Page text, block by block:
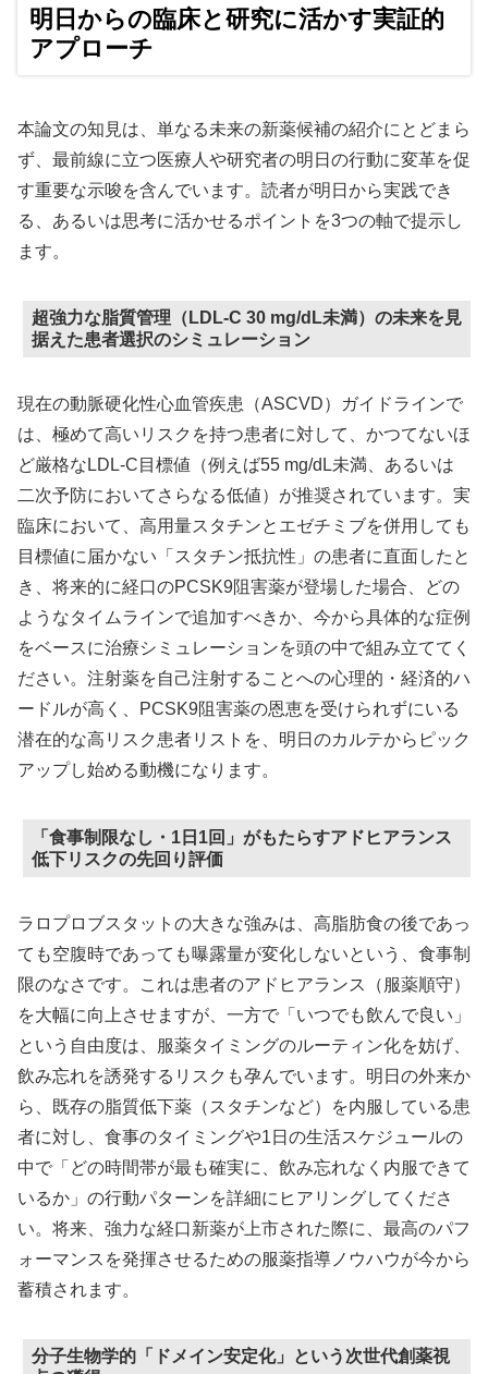
明日からの臨床と研究に活かす実証的
アプローチ
本論文の知見は、単なる未来の新薬候補の紹介にとどまら
ず、最前線に立つ医療人や研究者の明日の行動に変革を促
す重要な示唆を含んでいます。読者が明日から実践でき
る、あるいは思考に活かせるポイントを3つの軸で提示し
ます。
超強力な脂質管理（LDL-C 30 mg/dL未満）の未来を見
据えた患者選択のシミュレーション
現在の動脈硬化性心血管疾患（ASCVD）ガイドラインで
は、極めて高いリスクを持つ患者に対して、かつてないほ
ど厳格なLDL-C目標値（例えば55 mg/dL未満、あるいは
二次予防においてさらなる低値）が推奨されています。実
臨床において、高用量スタチンとエゼチミブを併用しても
目標値に届かない「スタチン抵抗性」の患者に直面したと
き、将来的に経口のPCSK9阻害薬が登場した場合、どの
ようなタイムラインで追加すべきか、今から具体的な症例
をベースに治療シミュレーションを頭の中で組み立ててく
ださい。注射薬を自己注射することへの心理的・経済的ハ
ードルが高く、PCSK9阻害薬の恩恵を受けられずにいる
潜在的な高リスク患者リストを、明日のカルテからピック
アップし始める動機になります。
「食事制限なし・1日1回」がもたらすアドヒアランス
低下リスクの先回り評価
ラロプロブスタットの大きな強みは、高脂肪食の後であっ
ても空腹時であっても曝露量が変化しないという、食事制
限のなさです。これは患者のアドヒアランス（服薬順守）
を大幅に向上させますが、一方で「いつでも飲んで良い」
という自由度は、服薬タイミングのルーティン化を妨げ、
飲み忘れを誘発するリスクも孕んでいます。明日の外来か
ら、既存の脂質低下薬（スタチンなど）を内服している患
者に対し、食事のタイミングや1日の生活スケジュールの
中で「どの時間帯が最も確実に、飲み忘れなく内服できて
いるか」の行動パターンを詳細にヒアリングしてくださ
い。将来、強力な経口新薬が上市された際に、最高のパフ
ォーマンスを発揮させるための服薬指導ノウハウが今から
蓄積されます。
分子生物学的「ドメイン安定化」という次世代創薬視